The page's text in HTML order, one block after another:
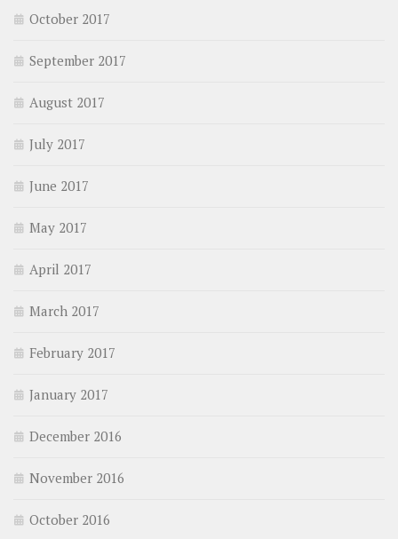
October 2017
September 2017
August 2017
July 2017
June 2017
May 2017
April 2017
March 2017
February 2017
January 2017
December 2016
November 2016
October 2016